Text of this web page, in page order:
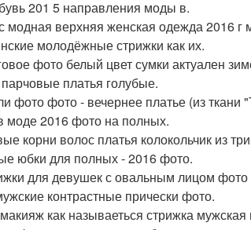
201 5 направления моды в.
модная верхняя женская одежда 2016
молодёжные стрижки как их.
фото белый цвет сумки актуален
платья голубые.
фото фото - вечернее платье (из
моде 2016 фото на полных.
корни волос платья колокольчик из
юбки для полных - 2016 фото.
для девушек с овальным лицом
контрастные прически фото.
как называеться стрижка